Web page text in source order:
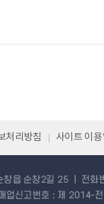
처리방침 사이트 이